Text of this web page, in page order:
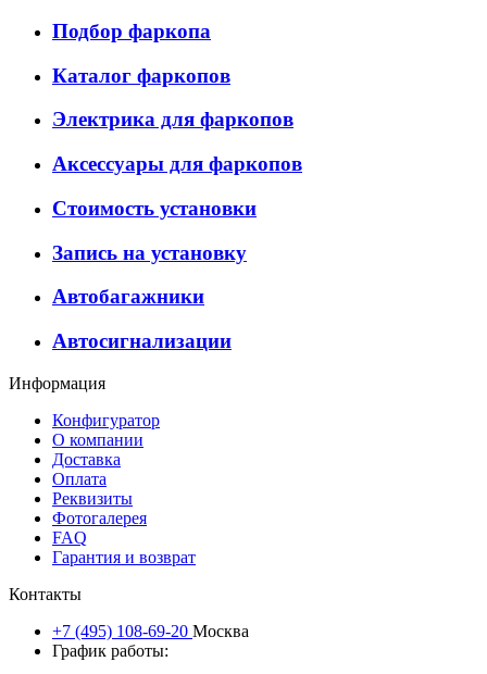
Подбор фаркопа
Каталог фаркопов
Электрика для фаркопов
Аксессуары для фаркопов
Стоимость установки
Запись на установку
Автобагажники
Автосигнализации
Информация
Конфигуратор
О компании
Доставка
Оплата
Реквизиты
Фотогалерея
FAQ
Гарантия и возврат
Контакты
+7 (495) 108-69-20 Москва
График работы: